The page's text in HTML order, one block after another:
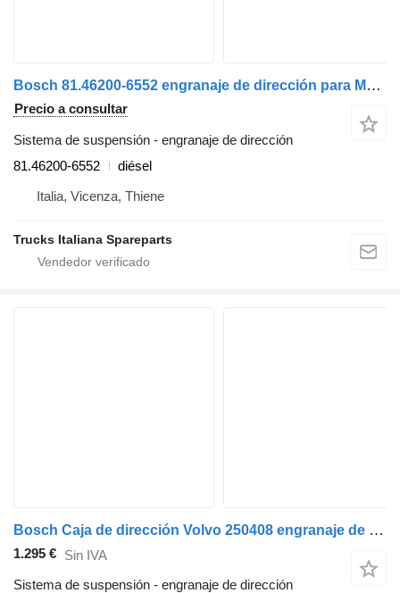
Bosch 81.46200-6552 engranaje de dirección para MAN TGX euro 6 camión
Precio a consultar
Sistema de suspensión - engranaje de dirección
81.46200-6552
diésel
Italia, Vicenza, Thiene
Trucks Italiana Spareparts
Bosch Caja de dirección Volvo 250408 engranaje de dirección para Bosch camión
1.295 € Sin IVA
Sistema de suspensión - engranaje de dirección